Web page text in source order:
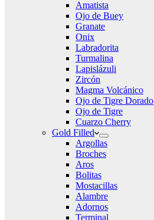
Amatista
Ojo de Buey
Granate
Onix
Labradorita
Turmalina
Lapislázuli
Zircón
Magma Volcánico
Ojo de Tigre Dorado
Ojo de Tigre
Cuarzo Cherry
Gold Filled
Argollas
Broches
Aros
Bolitas
Mostacillas
Alambre
Adornos
Terminal